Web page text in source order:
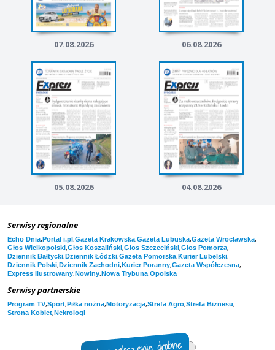
07.08.2026 06.08.2026
05.08.2026 04.08.2026
Serwisy regionalne
Echo Dnia,Portal i.pl,Gazeta Krakowska,Gazeta Lubuska,Gazeta Wrocławska,
Głos Wielkopolski,Głos Koszaliński,Głos Szczeciński,Głos Pomorza,
Dziennik Bałtycki,Dziennik Łódzki,Gazeta Pomorska,Kurier Lubelski,
Dziennik Polski,Dziennik Zachodni,Kurier Poranny,Gazeta Współczesna,
Express Ilustrowany,Nowiny,Nowa Trybuna Opolska
Serwisy partnerskie
Program TV,Sport,Piłka nożna,Motoryzacja,Strefa Agro,Strefa Biznesu,
Strona Kobiet,Nekrologi